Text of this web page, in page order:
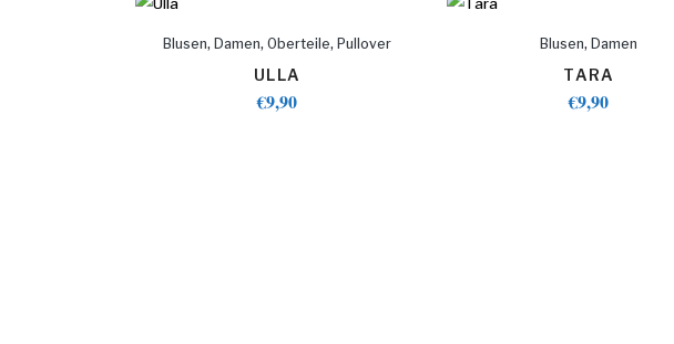
Blusen,Damen,Oberteile,Pullover
ULLA
€9,90
Blusen,Damen
TARA
€9,90